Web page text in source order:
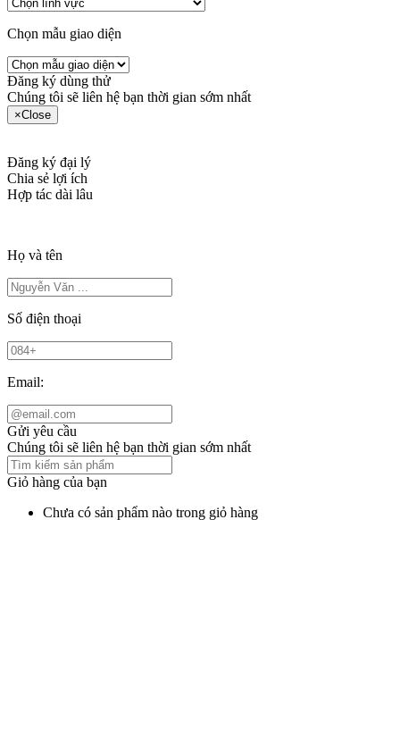
Chọn mẫu giao diện
Đăng ký dùng thử
Chúng tôi sẽ liên hệ bạn thời gian sớm nhất
×Close
Đăng ký đại lý
Chia sẻ lợi ích
Hợp tác dài lâu
Họ và tên
Số điện thoại
Email:
Gửi yêu cầu
Chúng tôi sẽ liên hệ bạn thời gian sớm nhất
Giỏ hàng của bạn
Chưa có sản phẩm nào trong giỏ hàng